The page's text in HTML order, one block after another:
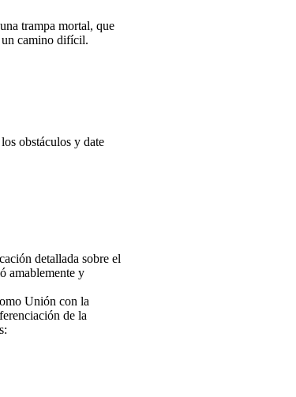
trampa mortal, que
un camino difícil.
obstáculos y date
detallada sobre el
amablemente y
Unión con la
de la